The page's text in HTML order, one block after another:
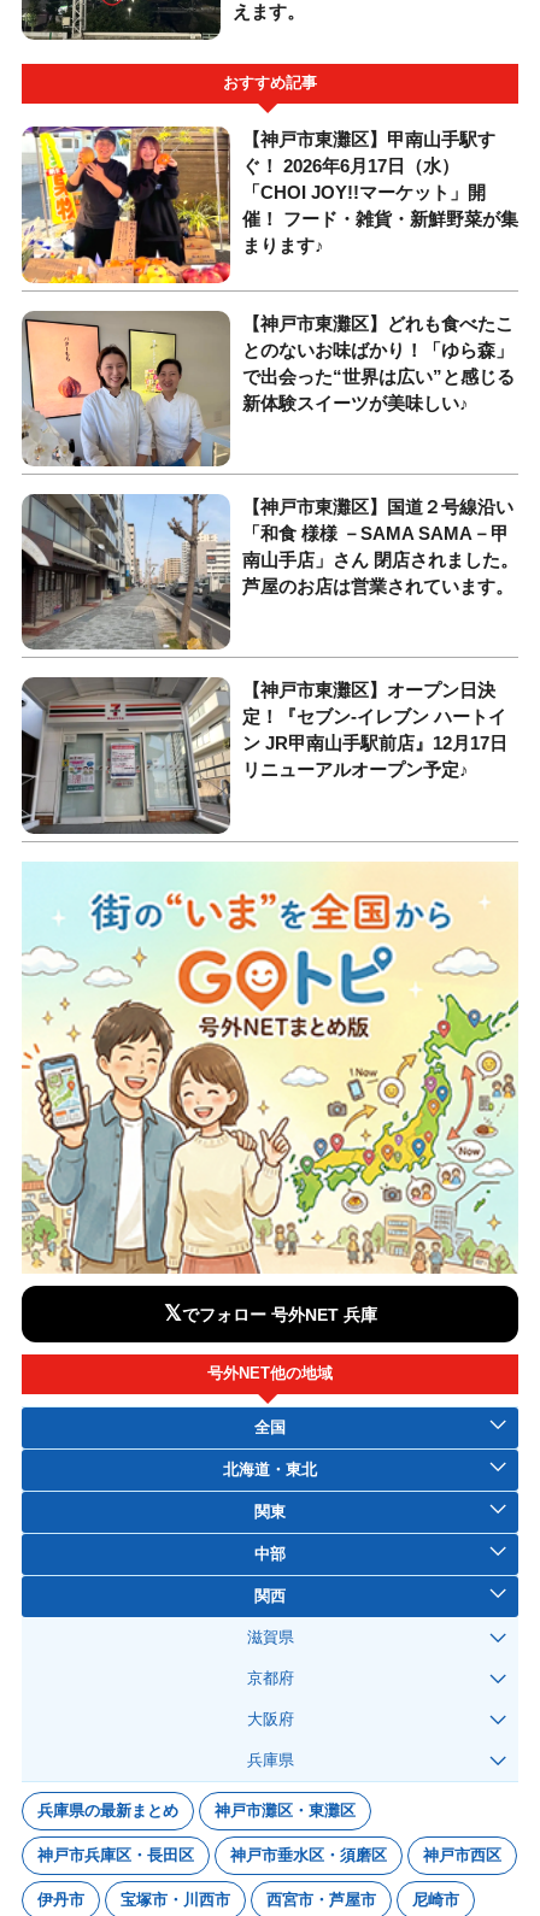
えます。
おすすめ記事
【神戸市東灘区】甲南山手駅す
ぐ！ 2026年6月17日（水）
「CHOI JOY!!マーケット」開
催！ フード・雑貨・新鮮野菜が集
まります♪
【神戸市東灘区】どれも食べたこ
とのないお味ばかり！「ゆら森」
で出会った“世界は広い”と感じる
新体験スイーツが美味しい♪
【神戸市東灘区】国道２号線沿い
「和食 様様 －SAMA SAMA－甲
南山手店」さん 閉店されました。
芦屋のお店は営業されています。
【神戸市東灘区】オープン日決
定！『セブン-イレブン ハートイ
ン JR甲南山手駅前店』12月17日
リニューアルオープン予定♪
𝕏でフォロー 号外NET 兵庫
号外NET他の地域
全国
北海道・東北
関東
中部
関西
滋賀県
京都府
大阪府
兵庫県
兵庫県の最新まとめ 神戸市灘区・東灘区
神戸市兵庫区・長田区 神戸市垂水区・須磨区 神戸市西区
伊丹市 宝塚市・川西市 西宮市・芦屋市 尼崎市